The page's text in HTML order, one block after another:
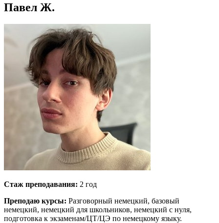
Павел Ж.
Стаж преподавания: 2 год
Преподаю курсы: Разговорный немецкий, базовый
немецкий, немецкий для школьников, немецкий с нуля,
подготовка к экзаменам/ЦТ/ЦЭ по немецкому языку.